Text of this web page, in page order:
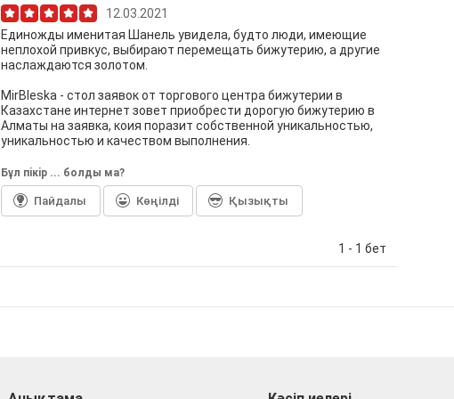
12.03.2021
Единожды именитая Шанель увидела, будто люди, имеющие
неплохой привкус, выбирают перемещать бижутерию, а другие
наслаждаются золотом.
MirBleska - стол заявок от торгового центра бижутерии в
Казахстане интернет зовет приобрести дорогую бижутерию в
Алматы на заявка, коия поразит собственной уникальностью,
уникальностью и качеством выполнения.
Бұл пiкiр ... болды ма?
Пайдалы Көңілді Қызықты
1 - 1 бет